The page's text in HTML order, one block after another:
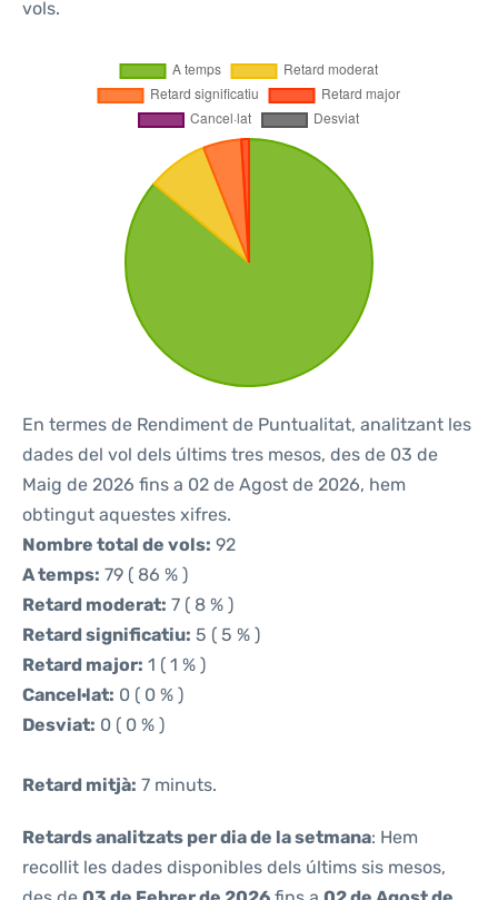
vols.
En termes de Rendiment de Puntualitat, analitzant les
dades del vol dels últims tres mesos, des de 03 de
Maig de 2026 fins a 02 de Agost de 2026, hem
obtingut aquestes xifres.
Nombre total de vols: 92
A temps: 79 ( 86 % )
Retard moderat: 7 ( 8 % )
Retard significatiu: 5 ( 5 % )
Retard major: 1 ( 1 % )
Cancel·lat: 0 ( 0 % )
Desviat: 0 ( 0 % )
Retard mitjà: 7 minuts.
Retards analitzats per dia de la setmana: Hem
recollit les dades disponibles dels últims sis mesos,